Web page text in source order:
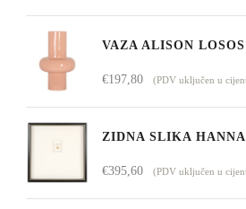
cijena:
od
VAZA ALISON
€197,80 (PDV uključen u
ZIDNA SLIKA HANNA
€395,60 (PDV uključen u